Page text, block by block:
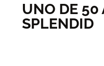
UNO DE 50
SPLENDID